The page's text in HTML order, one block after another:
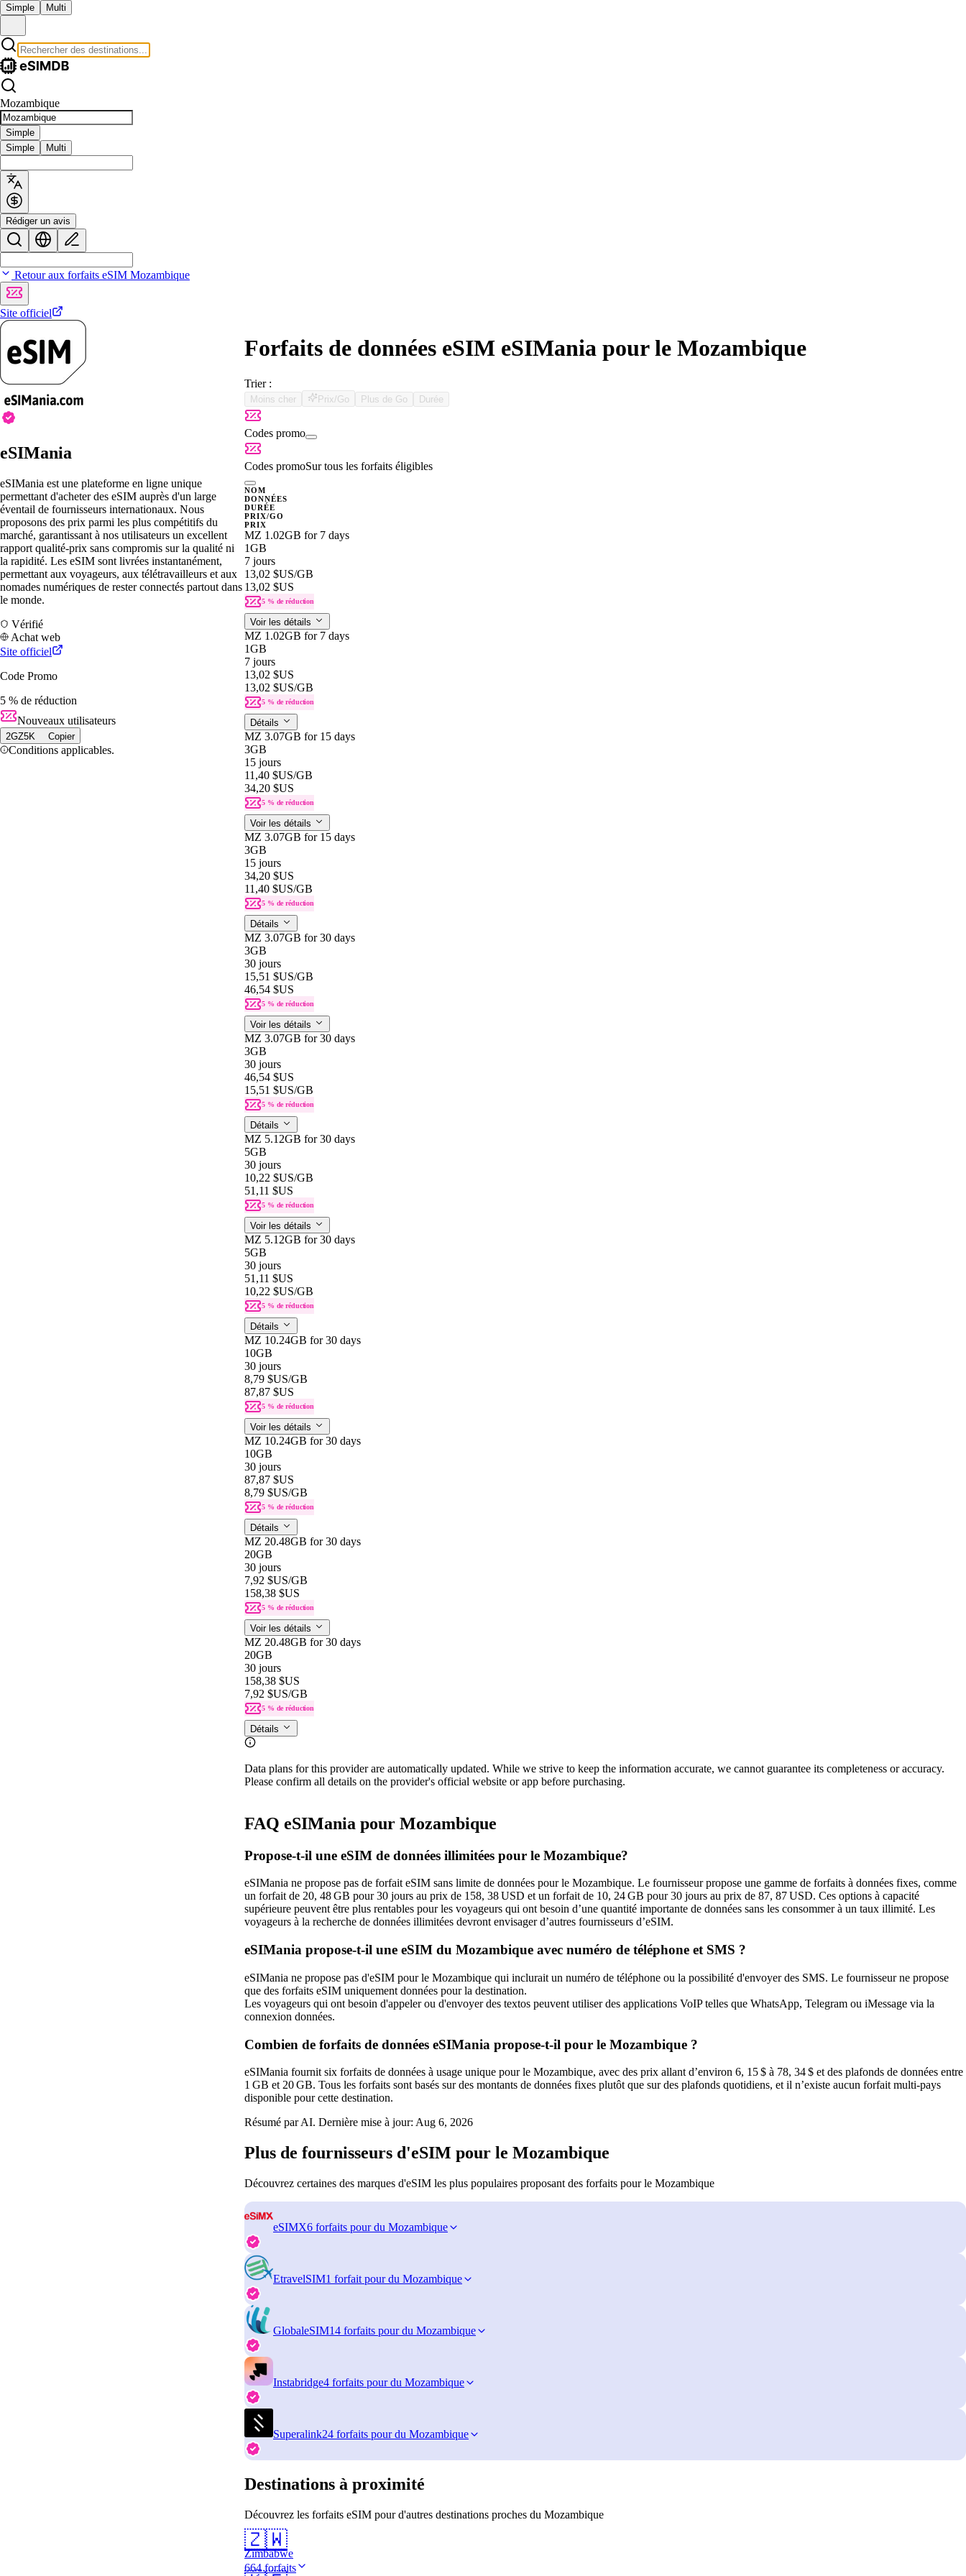
Simple Multi
Mozambique
Simple
Simple
Multi
Rédiger un avis
Retour aux forfaits eSIM Mozambique
Site officiel
eSIMania
eSIMania est une plateforme en ligne unique
permettant d'acheter des eSIM auprès d'un large
éventail de fournisseurs internationaux. Nous
proposons des prix parmi les plus compétitifs du
marché, garantissant à nos utilisateurs un excellent
rapport qualité-prix sans compromis sur la qualité ni
la rapidité. Les eSIM sont livrées instantanément,
permettant aux voyageurs, aux télétravailleurs et aux
nomades numériques de rester connectés partout dans
le monde.
Vérifié
Achat web
Site officiel
Code Promo
5 % de réduction
Nouveaux utilisateurs
2GZ5K Copier
Conditions applicables.
Forfaits de données eSIM eSIMania pour le Mozambique
Trier :
Moins cher Prix/Go Plus de Go Durée
Codes promo
Codes promoSur tous les forfaits éligibles
NOM
DONNÉES
DURÉE
PRIX/GO
PRIX
MZ 1.02GB for 7 days
1GB
7 jours
13,02 $US/GB
13,02 $US
5 % de réduction
Voir les détails
MZ 1.02GB for 7 days
1GB
7 jours
13,02 $US
13,02 $US/GB
5 % de réduction
Détails
MZ 3.07GB for 15 days
3GB
15 jours
11,40 $US/GB
34,20 $US
5 % de réduction
Voir les détails
MZ 3.07GB for 15 days
3GB
15 jours
34,20 $US
11,40 $US/GB
5 % de réduction
Détails
MZ 3.07GB for 30 days
3GB
30 jours
15,51 $US/GB
46,54 $US
5 % de réduction
Voir les détails
MZ 3.07GB for 30 days
3GB
30 jours
46,54 $US
15,51 $US/GB
5 % de réduction
Détails
MZ 5.12GB for 30 days
5GB
30 jours
10,22 $US/GB
51,11 $US
5 % de réduction
Voir les détails
MZ 5.12GB for 30 days
5GB
30 jours
51,11 $US
10,22 $US/GB
5 % de réduction
Détails
MZ 10.24GB for 30 days
10GB
30 jours
8,79 $US/GB
87,87 $US
5 % de réduction
Voir les détails
MZ 10.24GB for 30 days
10GB
30 jours
87,87 $US
8,79 $US/GB
5 % de réduction
Détails
MZ 20.48GB for 30 days
20GB
30 jours
7,92 $US/GB
158,38 $US
5 % de réduction
Voir les détails
MZ 20.48GB for 30 days
20GB
30 jours
158,38 $US
7,92 $US/GB
5 % de réduction
Détails
Data plans for this provider are automatically updated. While we strive to keep the information accurate, we cannot guarantee its completeness or accuracy.
Please confirm all details on the provider's official website or app before purchasing.
FAQ eSIMania pour Mozambique
Propose-t‑il une eSIM de données illimitées pour le Mozambique?
eSIMania ne propose pas de forfait eSIM sans limite de données pour le Mozambique. Le fournisseur propose une gamme de forfaits à données fixes, comme
un forfait de 20, 48 GB pour 30 jours au prix de 158, 38 USD et un forfait de 10, 24 GB pour 30 jours au prix de 87, 87 USD. Ces options à capacité
supérieure peuvent être plus rentables pour les voyageurs qui ont besoin d’une quantité importante de données sans les consommer à un taux illimité. Les
voyageurs à la recherche de données illimitées devront envisager d’autres fournisseurs d’eSIM.
eSIMania propose-t-il une eSIM du Mozambique avec numéro de téléphone et SMS ?
eSIMania ne propose pas d'eSIM pour le Mozambique qui inclurait un numéro de téléphone ou la possibilité d'envoyer des SMS. Le fournisseur ne propose
que des forfaits eSIM uniquement données pour la destination.
Les voyageurs qui ont besoin d'appeler ou d'envoyer des textos peuvent utiliser des applications VoIP telles que WhatsApp, Telegram ou iMessage via la
connexion données.
Combien de forfaits de données eSIMania propose-t-il pour le Mozambique ?
eSIMania fournit six forfaits de données à usage unique pour le Mozambique, avec des prix allant d’environ 6, 15 $ à 78, 34 $ et des plafonds de données entre
1 GB et 20 GB. Tous les forfaits sont basés sur des montants de données fixes plutôt que sur des plafonds quotidiens, et il n’existe aucun forfait multi‑pays
disponible pour cette destination.
Résumé par AI. Dernière mise à jour: Aug 6, 2026
Plus de fournisseurs d'eSIM pour le Mozambique
Découvrez certaines des marques d'eSIM les plus populaires proposant des forfaits pour le Mozambique
eSIMX6 forfaits pour du Mozambique
EtravelSIM1 forfait pour du Mozambique
GlobaleSIM14 forfaits pour du Mozambique
Instabridge4 forfaits pour du Mozambique
Superalink24 forfaits pour du Mozambique
Destinations à proximité
Découvrez les forfaits eSIM pour d'autres destinations proches du Mozambique
🇿🇼
Zimbabwe
664 forfaits